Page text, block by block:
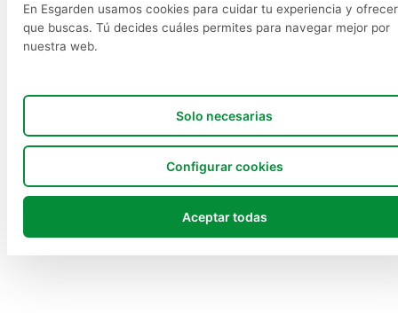
En Esgarden usamos cookies para cuidar tu experiencia y
que buscas. Tú decides cuáles permites para navegar mejor por
nuestra web.
Solo necesarias
Configurar cookies
Aceptar todas